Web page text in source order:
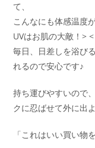
て、
こんなにも体感温度
UVはお肌の大敵！> <
毎日、日差しを浴び
れるので安心です♪
持ち運びやすいので
クに忍ばせて外に出
「これはいい買い物